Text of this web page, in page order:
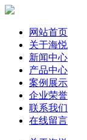
网站首页
关于海悦
新闻中心
产品中心
案例展示
企业荣誉
联系我们
在线留言